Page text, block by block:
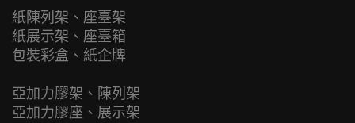
紙陳列架、座臺架
紙展示架、座臺箱
包裝彩盒、紙企牌
亞加力膠架、陳列架
亞加力膠座、展示架